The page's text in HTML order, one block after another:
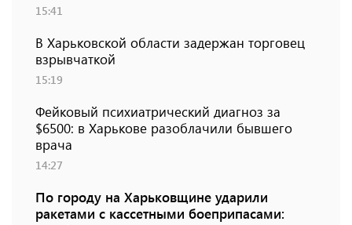
15:41
В Харьковской области задержан торговец
взрывчаткой
15:19
Фейковый психиатрический диагноз за
$6500: в Харькове разоблачили бывшего
врача
14:27
По городу на Харьковщине ударили
ракетами с кассетными боеприпасами: